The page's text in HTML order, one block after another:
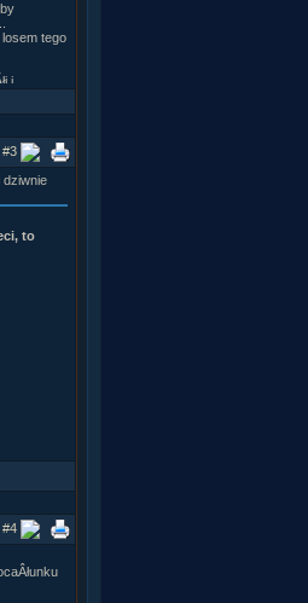
tego
i
#3
dziwnie
to
#4